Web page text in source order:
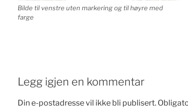
Bilde til venstre uten markering og til høyre med
farge
Legg igjen en kommentar
Din e-postadresse vil ikke bli publisert.